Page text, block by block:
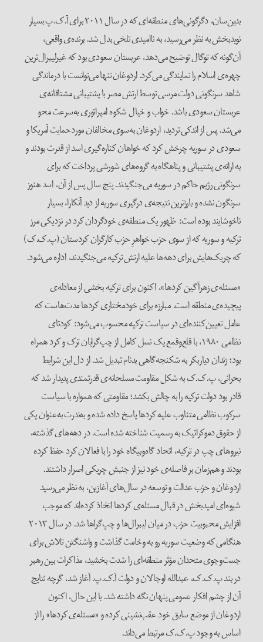
بدین‌سان، دگرگونی‌های منطقه‌ای که در سال ۲۰۱۱ برای آ.ک.پ بسیار
نویدبخش به نظر می‌رسید، به ناامیدی تلخی بدل شد. برنده‌ی واقعی،
آن‌گونه که توگال توضیح می‌دهد، عربستان سعودی بود که غیرلیبرال‌ترین
چهره‌ی اسلام را نمایندگی‌ می‌کرد. اردوغان تنها می‌توانست با درماندگی
شاهد سرنگونی دولت مرسی توسط ارتش مصر با پشتیبانی مشتاقانه‌ی
عربستان سعودی باشد. خواب و خیال شکوه امپراتوری به‌سرعت محو
می‌شد. پس از اندکی تردید، اردوغان به‌سوی مخالفان موردحمایت آمریکا و
سعودی در سوریه چرخش کرد که خواهان کناره‌گیری اسد از قدرت بودند و
به ارائه‌ی پشتیبانی و پناهگاه به گروه‌های شورشی پرداخت که برای
سرنگونی رژیم حاکم در سوریه می‌جنگیدند. پنج سال پس از آن، اسد هنوز
سرنگون نشده و بارزترین نتیجه‌ی درگیری سوریه از دید آنکارا، بسیار
ناخوشایند بوده است: ظهور یک منطقه‌ی خودگردان کرد در نزدیکی مرز
ترکیه و سوریه که از سوی حزب خواهرِ حزب کارگران کردستان (پ.ک.ک)
که چریک‌هایش برای دهه‌ها علیه ارتش ترکیه می‌جنگیدند، اداره می‌شود.
«مسئله‌ی زهرآگین کردها»، اکنون برای ترکیه بخشی از معادله‌ی
پیچیده‌ی منطقه است. مبارزه برای خودمختاری کردها مدت‌هاست که
عامل تعیین‌کننده‌ای در سیاست ترکیه محسوب می‌شود: کودتای
نظامی ۱۹۸۰، با قلع‌وقمع یک نسل کامل از چپ‌گرایان ترک و کرد همراه
بود؛ زندان دیاربکر به شکنجه‌گاهی بدنام تبدیل شد. از دل این شرایط
بحرانی، پ.ک.ک به شکل مقاومت مسلحانه‌ی قدرتمندی پدیدار شد که
قادر بود دولت ترکیه را به چالش بکشد؛ مقاومتی که همواره با سیاست
سرکوب نظامی متناوب علیه کردها پاسخ داده شده و به‌ندرت به‌عنوان یکی
از حقوق دموکراتیک به رسمیت شناخته شده است. در دهه‌های گذشته،
نیروهای چپ در ترکیه، اتحاد گاه‌وبیگاه خود را با فعالان کرد حفظ کرده‌
بودند و هم‌زمان بر فاصله‌ی خود نیز از جنبش چریکی اصرار داشتند.
اردوغان و حزب عدالت و توسعه در سال‌های آغازین، به نظر می‌رسید
شیوه‌‌ای امیدبخش در قبال مسئله‌ی کردها اتخاذ کرده‌اند که موجب
افزایش ‌محبوبیت حزب در میان لیبرال‌ها و چپ‌گرا‌ها شد. در سال ۲۰۱۳
هنگامی که وضعیت سوریه رو به وخامت گذاشت و واشنگتن تلاش برای
جست‌وجوی متحدان مؤثر منطقه‌ای را شدت بخشید، مذاکرات بین رهبر
در بند پ.ک.ک، عبدالله اوجالان و دولت آ.ک.پ. آغاز شد، گرچه نتایج
آن از چشم افکار عمومی پنهان نگه داشته شد. با این حال، اکنون
اردوغان از موضع سابق خود عقب‌نشینی کرده و «مسئله‌ی کردها» را از
اساس به وجود پ.ک.ک مرتبط می‌داند.